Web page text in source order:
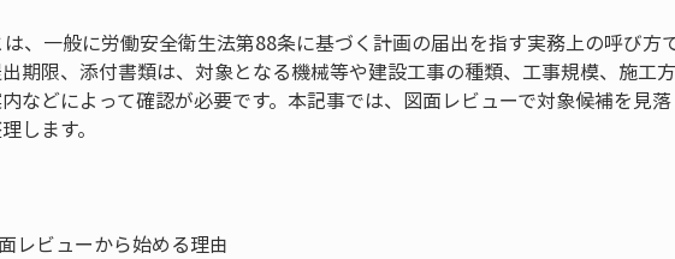
、一般に労働安全衛生法第88条に基づく計画の届出を指す実務上の呼び方で
期限、添付書類は、対象となる機械等や建設工事の種類、工事規模、施工
などによって確認が必要です。本記事では、図面レビューで対象候補を見
します。